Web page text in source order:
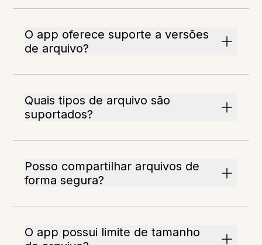
O app oferece suporte a versões
de arquivo?
Quais tipos de arquivo são
suportados?
Posso compartilhar arquivos de
forma segura?
O app possui limite de tamanho